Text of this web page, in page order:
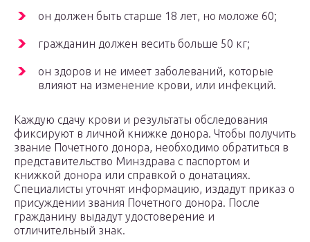
он должен быть старше 18 лет, но моложе 60;
гражданин должен весить больше 50 кг;
он здоров и не имеет заболеваний, которые
влияют на изменение крови, или инфекций.
Каждую сдачу крови и результаты обследования
фиксируют в личной книжке донора. Чтобы получить
звание Почетного донора, необходимо обратиться в
представительство Минздрава с паспортом и
книжкой донора или справкой о донатациях.
Специалисты уточнят информацию, издадут приказ о
присуждении звания Почетного донора. После
гражданину выдадут удостоверение и
отличительный знак.